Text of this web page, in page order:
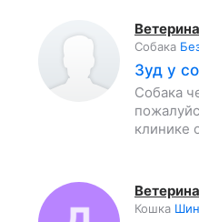
Собака
Зуд у
Собака
клинике
Кошка